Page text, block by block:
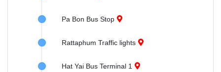
Pa Bon Bus Stop
Rattaphum Traffic lights
Hat Yai Bus Terminal 1